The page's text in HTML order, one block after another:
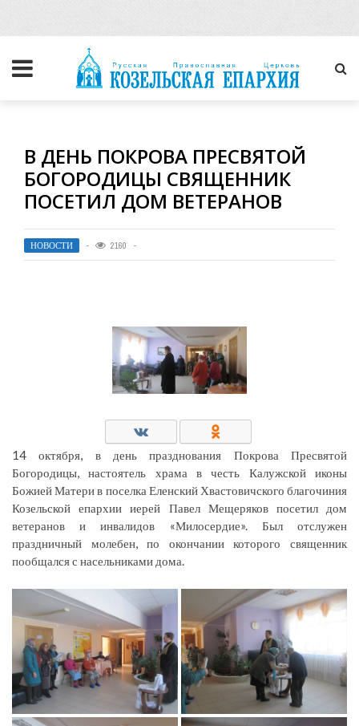
В ДЕНЬ ПОКРОВА ПРЕСВЯТОЙ
БОГОРОДИЦЫ СВЯЩЕННИК
ПОСЕТИЛ ДОМ ВЕТЕРАНОВ
НОВОСТИ 2160
14 октября, в день празднования Покрова Пресвятой
Богородицы, настоятель храма в честь Калужской иконы
Божией Матери в поселка Еленский Хвастовичского благочиния
Козельской епархии иерей Павел Мещеряков посетил дом
ветеранов и инвалидов «Милосердие». Был отслужен
праздничный молебен, по окончании которого священник
пообщался с насельниками дома.